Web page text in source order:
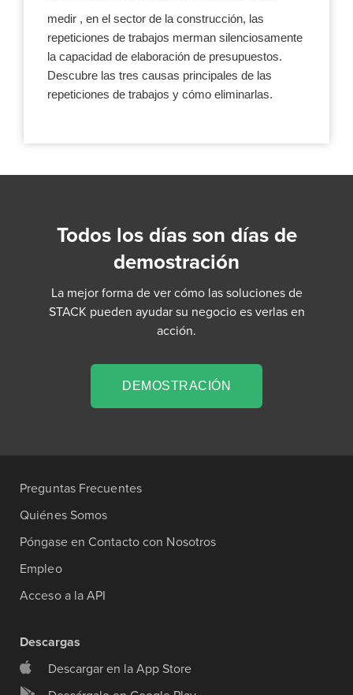
medir , en el sector de la construcción, las
repeticiones de trabajos merman silenciosamente
la capacidad de elaboración de presupuestos.
Descubre las tres causas principales de las
repeticiones de trabajos y cómo eliminarlas.
Todos los días son días de
demostración
La mejor forma de ver cómo las soluciones de
STACK pueden ayudar su negocio es verlas en
acción.
DEMOSTRACIÓN
Preguntas Frecuentes
Quiénes Somos
Póngase en Contacto con Nosotros
Empleo
Acceso a la API
Descargas
Descargar en la App Store